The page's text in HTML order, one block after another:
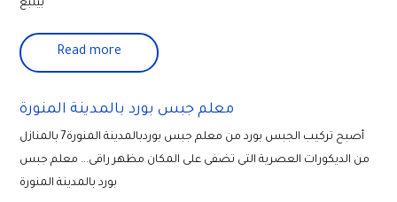
بينبع
Read more
معلم جبس بورد بالمدينة المنورة
أصبح تركيب الجبس بورد من معلم جبس بوردبالمدينة المنورة7 بالمنازل
من الديكورات العصرية التى تضفى على المكان مظهر راقى... معلم جبس
بورد بالمدينة المنورة